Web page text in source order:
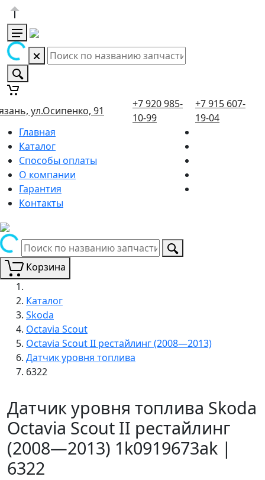
ул.Осипенко, 91
+7 920 985-
10-99
+7 915 607-
19-04
Главная
Каталог
Способы оплаты
О компании
Гарантия
Контакты
Корзина
Каталог
Skoda
Octavia Scout
Octavia Scout II рестайлинг (2008—2013)
Датчик уровня топлива
6322
Датчик уровня топлива Skoda
Octavia Scout II рестайлинг
(2008—2013) 1k0919673ak |
6322